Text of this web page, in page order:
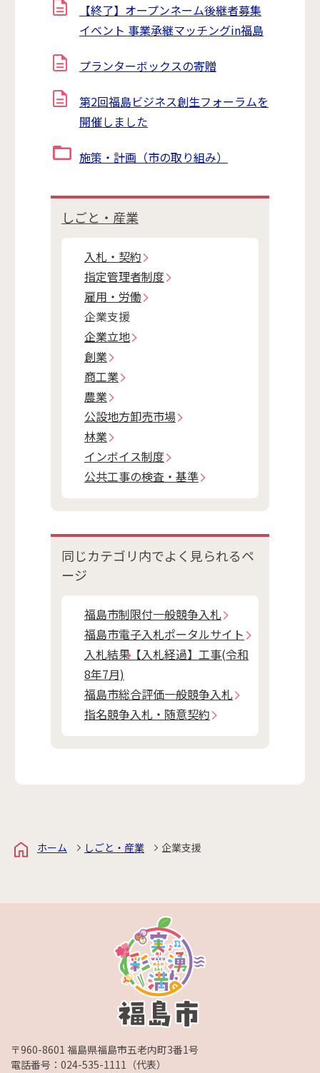
【終了】オープンネーム後継者募集
イベント 事業承継マッチングin福島
プランターボックスの寄贈
第2回福島ビジネス創生フォーラムを
開催しました
施策・計画（市の取り組み）
しごと・産業
入札・契約
指定管理者制度
雇用・労働
企業支援
企業立地
創業
商工業
農業
公設地方卸売市場
林業
インボイス制度
公共工事の検査・基準
同じカテゴリ内でよく見られるペ
ージ
福島市制限付一般競争入札
福島市電子入札ポータルサイト
入札結果【入札経過】工事(令和
8年7月)
福島市総合評価一般競争入札
指名競争入札・随意契約
ホーム しごと・産業 企業支援
〒960-8601 福島県福島市五老内町3番1号
電話番号： 024-535-1111 （代表）